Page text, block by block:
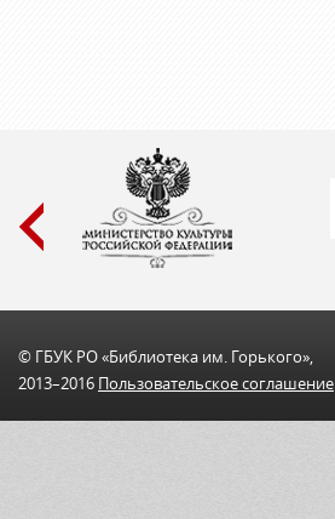
© ГБУК РО «Библиотека им. Горького»,
2013–2016 Пользовательскоe соглашениe